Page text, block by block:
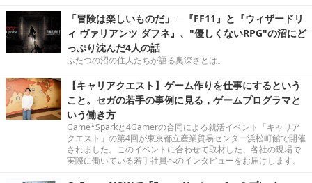
「冒険は楽しいものだ」 ─『FF11』と『ウィザードリ
ィ ヴァリアンツ ダフネ』、"優しくないRPG"の沼にど
っぷり沈んだ4人の話
ふたつの沼の住人たちが語る奥深さとは。
【キャリアクエスト】ゲーム作りを仕事にするという
こと。セガの若手の事例に見る，ゲームプログラマと
いう働き方
Game*Sparkと4Gamerの合同による就活イベント「キャリア
クエスト」の第4回が東京都立産業貿易センター浜松町館で開催
されました。このイベントに合わせて取材した、各社の現場で
実際に働いている若手社員へのインタビューをお届けします。